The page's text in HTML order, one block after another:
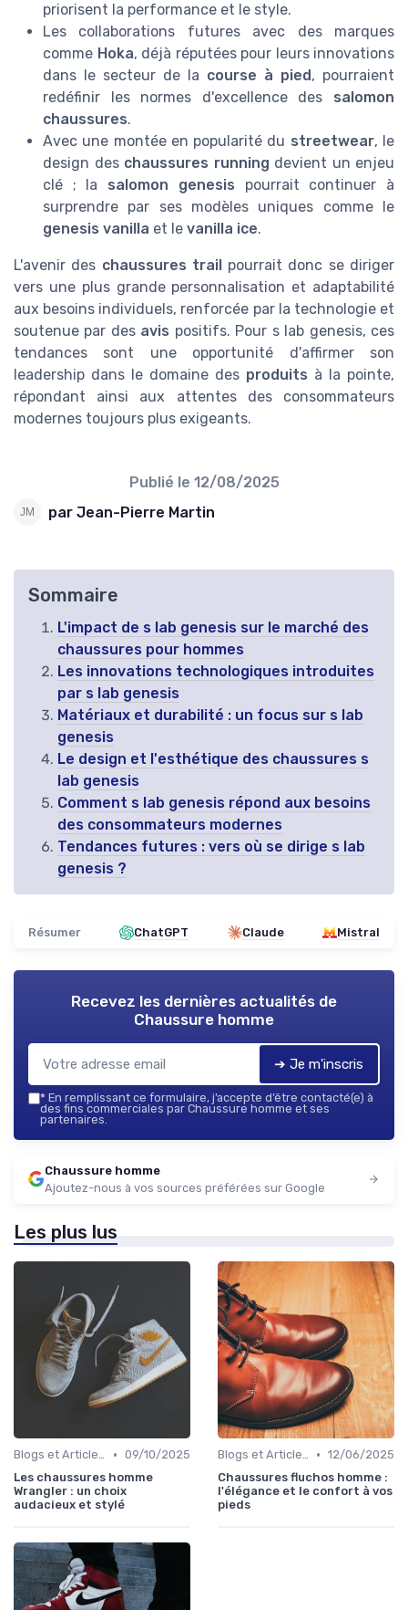
priorisent la performance et le style.
Les collaborations futures avec des marques
comme Hoka, déjà réputées pour leurs innovations
dans le secteur de la course à pied , pourraient
redéfinir les normes d'excellence des salomon
chaussures.
Avec une montée en popularité du streetwear, le
design des chaussures running devient un enjeu
clé ; la salomon genesis pourrait continuer à
surprendre par ses modèles uniques comme le
genesis vanilla et le vanilla ice.
L'avenir des chaussures trail pourrait donc se diriger
vers une plus grande personnalisation et adaptabilité
aux besoins individuels, renforcée par la technologie et
soutenue par des avis positifs. Pour s lab genesis, ces
tendances sont une opportunité d'affirmer son
leadership dans le domaine des produits à la pointe,
répondant ainsi aux attentes des consommateurs
modernes toujours plus exigeants.
Publié le 12/08/2025
par Jean-Pierre Martin
Sommaire
L'impact de s lab genesis sur le marché des
chaussures pour hommes
Les innovations technologiques introduites
par s lab genesis
Matériaux et durabilité : un focus sur s lab
genesis
Le design et l'esthétique des chaussures s
lab genesis
Comment s lab genesis répond aux besoins
des consommateurs modernes
Tendances futures : vers où se dirige s lab
genesis ?
Résumer ChatGPT Claude Mistral
Recevez les dernières actualités de
Chaussure homme
➔ Je m'inscris
* En remplissant ce formulaire, j’accepte d’être contacté(e) à
des fins commerciales par Chaussure homme et ses
partenaires.
Chaussure homme
Ajoutez-nous à vos sources préférées sur Google
Les plus lus
Blogs et Articles de Mode • 09/10/2025
Les chaussures homme
Wrangler : un choix
audacieux et stylé
Blogs et Articles de Mode • 12/06/2025
Chaussures fluchos homme :
l'élégance et le confort à vos
pieds